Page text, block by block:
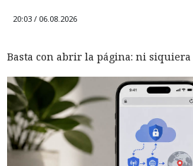
20:03 / 06.08.2026
Basta con abrir la página: ni